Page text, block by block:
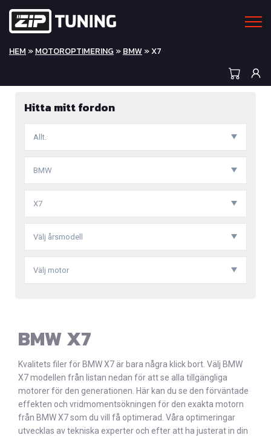
HEM »MOTOROPTIMERING »BMW » X7
Hitta mitt fordon
Allt.
BMW
X7
Välj årsmodell
Välj motor
BMW X7
Kvalitets filer för BMW X7 är bara några klick bort. Välj BMW
X7 modellen från listan nedan för att se alla tillgängliga
motorer för den generationen. Här kan du se den förväntade
effekten och vridmomentsökningen för den exakta motorn
från BMW X7 som du vill få optimerad. Våra optimeringar
utvecklas av tekniska experter och efter att ha justerat in din